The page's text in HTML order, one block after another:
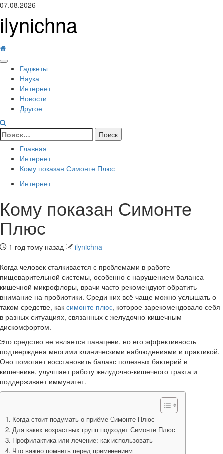
Перейти
содержимому
07.08.2026
ilynichna
Основное
меню
Гаджеты
Наука
Интернет
Новости
Другое
Найти:
Главная
Интернет
Кому показан Симонте Плюс
Интернет
Кому показан Симонте
Плюс
1 год тому назад
ilynichna
Когда человек сталкивается с проблемами в работе
пищеварительной системы, особенно с нарушением баланса
кишечной микрофлоры, врачи часто рекомендуют обратить
внимание на пробиотики. Среди них всё чаще можно услышать о
таком средстве, как симонте плюс, которое зарекомендовало себя
в разных ситуациях, связанных с желудочно-кишечным
дискомфортом.
Это средство не является панацеей, но его эффективность
подтверждена многими клиническими наблюдениями и практикой.
Оно помогает восстановить баланс полезных бактерий в
кишечнике, улучшает работу желудочно-кишечного тракта и
поддерживает иммунитет.
Когда стоит подумать о приёме Симонте Плюс
Для каких возрастных групп подходит Симонте Плюс
Профилактика или лечение: как использовать
Что важно помнить перед применением